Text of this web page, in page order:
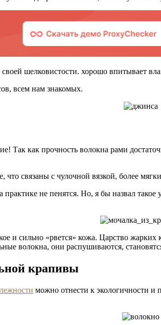
шелковистости. хорошо впитывает
всем нам знакомых.
Так как прочность волокна рами
связаны с чулочной вязкой, более
не пенятся. Но, я бы назвал
и сильно «рвется» кожа. Царство
волокна, они распушиваются,
крапивы
можно отнести к экологичности и